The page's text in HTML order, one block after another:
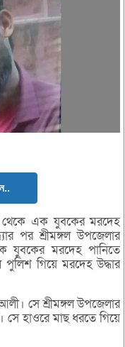
থেকে এক যুবকের মরদেহ
পর শ্রীমঙ্গল উপজেলার
যুবকের মরদেহ পানিতে
পুলিশ গিয়ে মরদেহ উদ্ধার
সে শ্রীমঙ্গল উপজেলার
হাওরে মাছ ধরতে গিয়ে